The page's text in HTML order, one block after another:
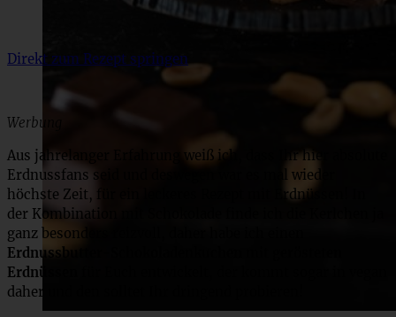
Direkt zum Rezept springen
Werbung
Aus jahrelanger Erfahrung weiß ich, dass Ihr hier absolute
Erdnussfans seid und deswegen war es mal wieder
höchste Zeit, für ein leckeres Rezept mit Erdnüssen! In
der Kombination mit Schokolade finde ich die Kerlchen ja
ganz besonders reizvoll, daher habe ich einen
Erdnussbutter-Schokoladenkuchen mit gerösteten
Erdnüssen
daher und den solltet Ihr dringend probieren!